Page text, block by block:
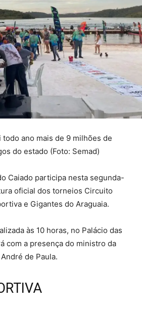
ano mais de 9 milhões de
do estado (Foto: Semad)
Caiado participa nesta segunda-
oficial dos torneios Circuito
e Gigantes do Araguaia.
às 10 horas, no Palácio das
com a presença do ministro da
de Paula.